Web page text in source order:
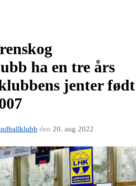
ha en tre års
jenter født
den 20. aug 2022